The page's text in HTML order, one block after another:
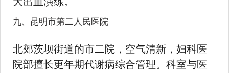
九、昆明市第二人民医院
北郊茨坝街道的市二院，空气清新，妇科医
院部擅长更年期代谢病综合管理。科室与医